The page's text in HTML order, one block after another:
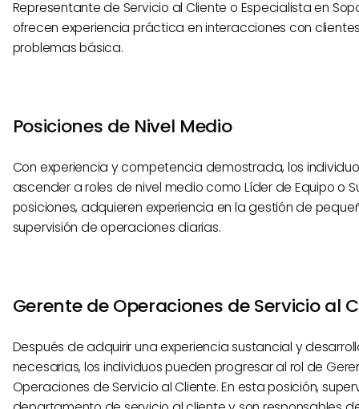
Representante de Servicio al Cliente o Especialista en
ofrecen experiencia práctica en interacciones con
problemas básica.
Posiciones de Nivel Medio
Con experiencia y competencia demostrada, los
ascender a roles de nivel medio como Líder de Equipo o
posiciones, adquieren experiencia en la gestión de
supervisión de operaciones diarias.
Gerente de Operaciones de Servicio al
Después de adquirir una experiencia sustancial y
necesarias, los individuos pueden progresar al rol de
Operaciones de Servicio al Cliente. En esta posición,